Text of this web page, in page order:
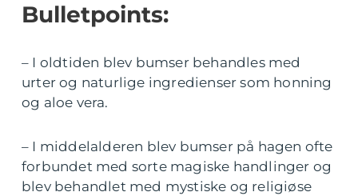
Bulletpoints:
– I oldtiden blev bumser behandles med
urter og naturlige ingredienser som honning
og aloe vera.
– I middelalderen blev bumser på hagen ofte
forbundet med sorte magiske handlinger og
blev behandlet med mystiske og religiøse